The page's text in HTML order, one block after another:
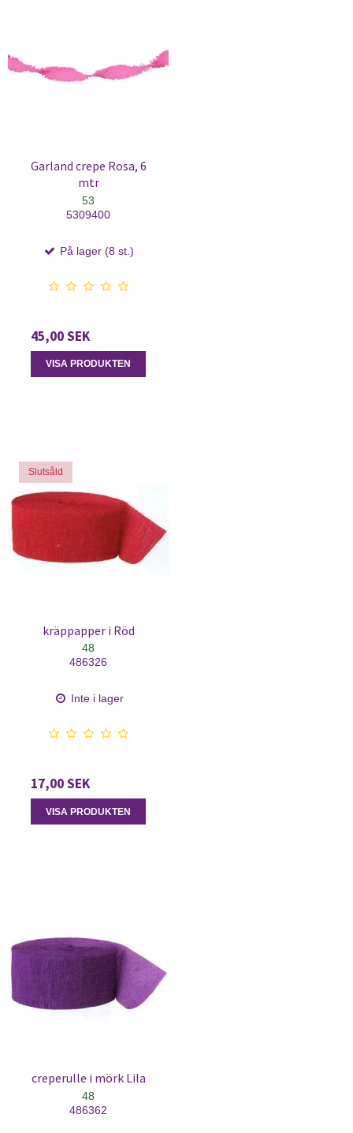
Garland crepe Rosa, 6
mtr
53
5309400
På lager (8 st.)
45,00 SEK
VISA PRODUKTEN
Slutsåld
kräppapper i Röd
48
486326
Inte i lager
17,00 SEK
VISA PRODUKTEN
creperulle i mörk Lila
48
486362